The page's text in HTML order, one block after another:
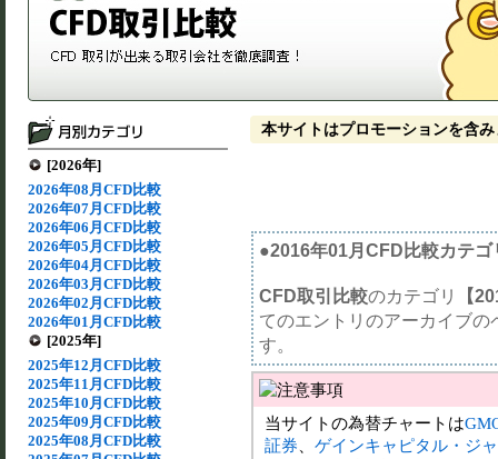
[2026年]
2026年08月CFD比較
2026年07月CFD比較
2026年06月CFD比較
2026年05月CFD比較
2026年04月CFD比較
2026年03月CFD比較
2026年02月CFD比較
2026年01月CFD比較
[2025年]
2025年12月CFD比較
2025年11月CFD比較
2025年10月CFD比較
2025年09月CFD比較
2025年08月CFD比較
本サイトはプロモーションを含み
●2016年01月CFD比較カテゴ
CFD取引比較のカテゴリ
【
てのエントリのアーカイブ
す。
当サイトの為替チャートは
証券
ゲインキャピタル・ジ